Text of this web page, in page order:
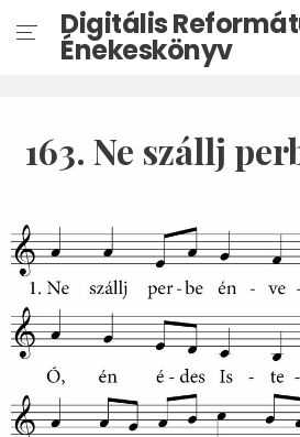
Digitális
Énekeskönyv
163. Ne szállj